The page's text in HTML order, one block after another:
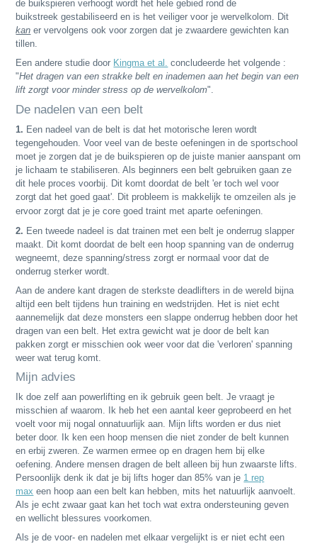
de buikspieren verhoogt wordt het hele gebied rond de
buikstreek gestabiliseerd en is het veiliger voor je wervelkolom. Dit
kan er vervolgens ook voor zorgen dat je zwaardere gewichten kan
tillen.
Een andere studie door Kingma et al. concludeerde het volgende :
"Het dragen van een strakke belt en inademen aan het begin van een
lift zorgt voor minder stress op de wervelkolom".
De nadelen van een belt
1. Een nadeel van de belt is dat het motorische leren wordt
tegengehouden. Voor veel van de beste oefeningen in de sportschool
moet je zorgen dat je de buikspieren op de juiste manier aanspant om
je lichaam te stabiliseren. Als beginners een belt gebruiken gaan ze
dit hele proces voorbij. Dit komt doordat de belt 'er toch wel voor
zorgt dat het goed gaat'. Dit probleem is makkelijk te omzeilen als je
ervoor zorgt dat je je core goed traint met aparte oefeningen.
2. Een tweede nadeel is dat trainen met een belt je onderrug slapper
maakt. Dit komt doordat de belt een hoop spanning van de onderrug
wegneemt, deze spanning/stress zorgt er normaal voor dat de
onderrug sterker wordt.
Aan de andere kant dragen de sterkste deadlifters in de wereld bijna
altijd een belt tijdens hun training en wedstrijden. Het is niet echt
aannemelijk dat deze monsters een slappe onderrug hebben door het
dragen van een belt. Het extra gewicht wat je door de belt kan
pakken zorgt er misschien ook weer voor dat die 'verloren' spanning
weer wat terug komt.
Mijn advies
Ik doe zelf aan powerlifting en ik gebruik geen belt. Je vraagt je
misschien af waarom. Ik heb het een aantal keer geprobeerd en het
voelt voor mij nogal onnatuurlijk aan. Mijn lifts worden er dus niet
beter door. Ik ken een hoop mensen die niet zonder de belt kunnen
en erbij zweren. Ze warmen ermee op en dragen hem bij elke
oefening. Andere mensen dragen de belt alleen bij hun zwaarste lifts.
Persoonlijk denk ik dat je bij lifts hoger dan 85% van je 1 rep
max een hoop aan een belt kan hebben, mits het natuurlijk aanvoelt.
Als je echt zwaar gaat kan het toch wat extra ondersteuning geven
en wellicht blessures voorkomen.
Als je de voor- en nadelen met elkaar vergelijkt is er niet echt een